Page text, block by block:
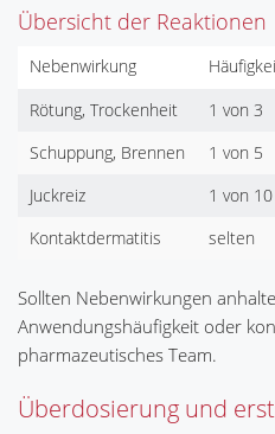
Übersicht der Reaktionen
Nebenwirkung
Rötung, Trockenheit
1 von 3
Schuppung, Brennen
1 von 5
Juckreiz
1 von 10
Kontaktdermatitis
selten
Sollten Nebenwirkungen
Anwendungshäufigkeit oder
pharmazeutisches Team.
Überdosierung und